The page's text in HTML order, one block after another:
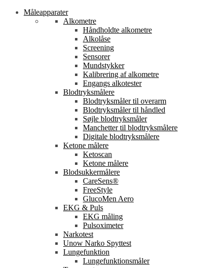
Måleapparater
Alkometre
Håndholdte alkometre
Alkolåse
Screening
Sensorer
Mundstykker
Kalibrering af alkometre
Engangs alkotester
Blodtryksmålere
Blodtryksmåler til overarm
Blodtryksmåler til håndled
Søjle blodtryksmåler
Manchetter til blodtryksmålere
Digitale blodtryksmålere
Ketone målere
Ketoscan
Ketone målere
Blodsukkermålere
CareSens®
FreeStyle
GlucoMen Aero
EKG & Puls
EKG måling
Pulsoximeter
Narkotest
Unow Narko Spyttest
Lungefunktion
Lungefunktionsmåler